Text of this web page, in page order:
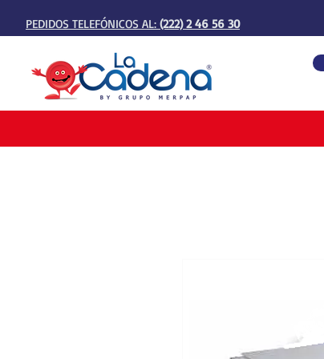
PEDIDOS TELEFÓNICOS AL: (222) 2 46 56 30